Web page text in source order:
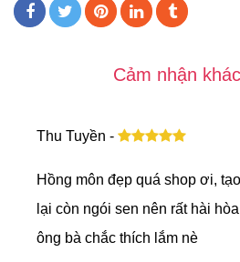
Cảm nhận
Thu Tuyền -
Hồng môn đẹp quá shop ơi,
lại còn ngói sen nên rất hài
ông bà chắc thích lắm nè